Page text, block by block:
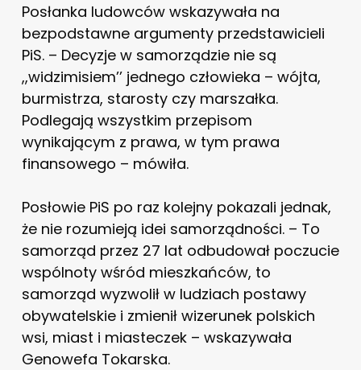
Posłanka ludowców wskazywała na
bezpodstawne argumenty przedstawicieli
PiS. – Decyzje w samorządzie nie są
,,widzimisiem’’ jednego człowieka – wójta,
burmistrza, starosty czy marszałka.
Podlegają wszystkim przepisom
wynikającym z prawa, w tym prawa
finansowego – mówiła.
Posłowie PiS po raz kolejny pokazali jednak,
że nie rozumieją idei samorządności. – To
samorząd przez 27 lat odbudował poczucie
wspólnoty wśród mieszkańców, to
samorząd wyzwolił w ludziach postawy
obywatelskie i zmienił wizerunek polskich
wsi, miast i miasteczek – wskazywała
Genowefa Tokarska.